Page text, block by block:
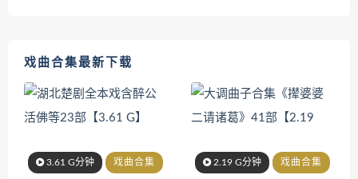
戏曲合集最新下载
3.61 G分钟 戏曲合集 2.19 G分钟 戏曲合集